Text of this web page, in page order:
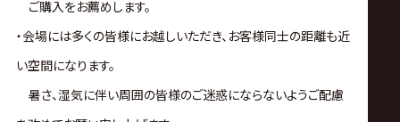
ご購入をお薦めします。
・会場には多くの皆様にお越しいただき、お客様同士の距離も近
い空間になります。
暑さ、湿気に伴い周囲の皆様のご迷惑にならないようご配慮